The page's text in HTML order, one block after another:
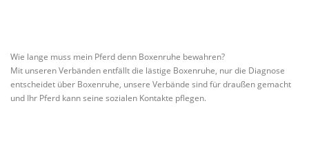
Wie lange muss mein Pferd denn Boxenruhe bewahren?
Mit unseren Verbänden entfällt die lästige Boxenruhe, nur die Diagnose
entscheidet über Boxenruhe, unsere Verbände sind für draußen gemacht
und Ihr Pferd kann seine sozialen Kontakte pflegen.